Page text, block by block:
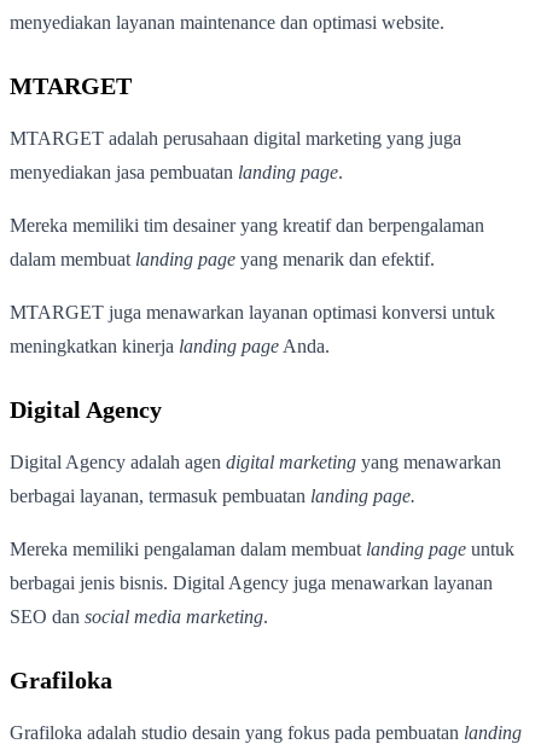
menyediakan layanan maintenance dan optimasi website.
MTARGET
MTARGET adalah perusahaan digital marketing yang juga
menyediakan jasa pembuatan landing page.
Mereka memiliki tim desainer yang kreatif dan berpengalaman
dalam membuat landing page yang menarik dan efektif.
MTARGET juga menawarkan layanan optimasi konversi untuk
meningkatkan kinerja landing page Anda.
Digital Agency
Digital Agency adalah agen digital marketing yang menawarkan
berbagai layanan, termasuk pembuatan landing page.
Mereka memiliki pengalaman dalam membuat landing page untuk
berbagai jenis bisnis. Digital Agency juga menawarkan layanan
SEO dan social media marketing.
Grafiloka
Grafiloka adalah studio desain yang fokus pada pembuatan landing